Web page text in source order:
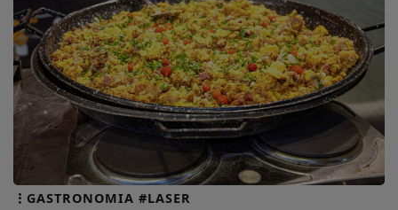
GASTRONOMIA #LASER